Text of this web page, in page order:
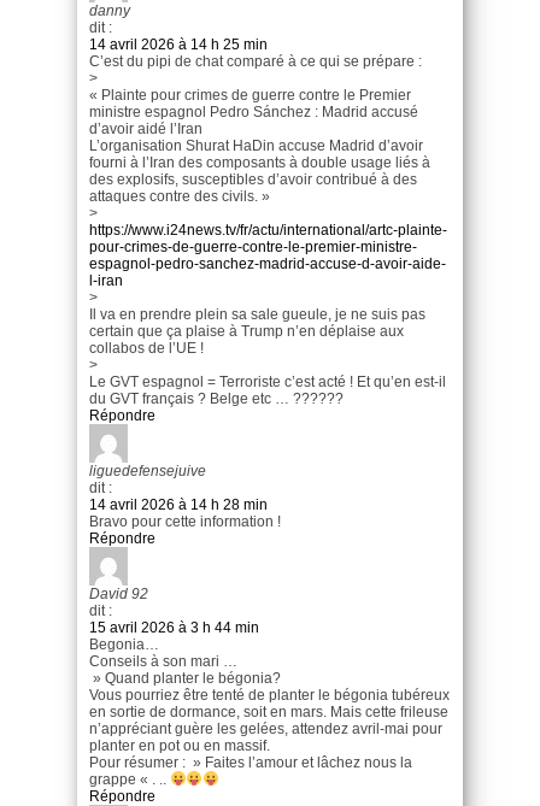
danny
dit :
14 avril 2026 à 14 h 25 min
C’est du pipi de chat comparé à ce qui se prépare :
>
« Plainte pour crimes de guerre contre le Premier
ministre espagnol Pedro Sánchez : Madrid accusé
d’avoir aidé l’Iran
L’organisation Shurat HaDin accuse Madrid d’avoir
fourni à l’Iran des composants à double usage liés à
des explosifs, susceptibles d’avoir contribué à des
attaques contre des civils. »
>
https://www.i24news.tv/fr/actu/international/artc-plainte-
pour-crimes-de-guerre-contre-le-premier-ministre-
espagnol-pedro-sanchez-madrid-accuse-d-avoir-aide-
l-iran
>
Il va en prendre plein sa sale gueule, je ne suis pas
certain que ça plaise à Trump n’en déplaise aux
collabos de l’UE !
>
Le GVT espagnol = Terroriste c’est acté ! Et qu’en est-il
du GVT français ? Belge etc … ??????
Répondre
liguedefensejuive
dit :
14 avril 2026 à 14 h 28 min
Bravo pour cette information !
Répondre
David 92
dit :
15 avril 2026 à 3 h 44 min
Begonia…
Conseils à son mari …
» Quand planter le bégonia?
Vous pourriez être tenté de planter le bégonia tubéreux
en sortie de dormance, soit en mars. Mais cette frileuse
n’appréciant guère les gelées, attendez avril-mai pour
planter en pot ou en massif.
Pour résumer : » Faites l’amour et lâchez nous la
grappe « . ..
Répondre